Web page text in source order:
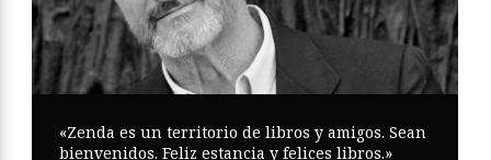
«Zenda es un territorio de libros y amigos. Sean
bienvenidos. Feliz estancia y felices libros.»